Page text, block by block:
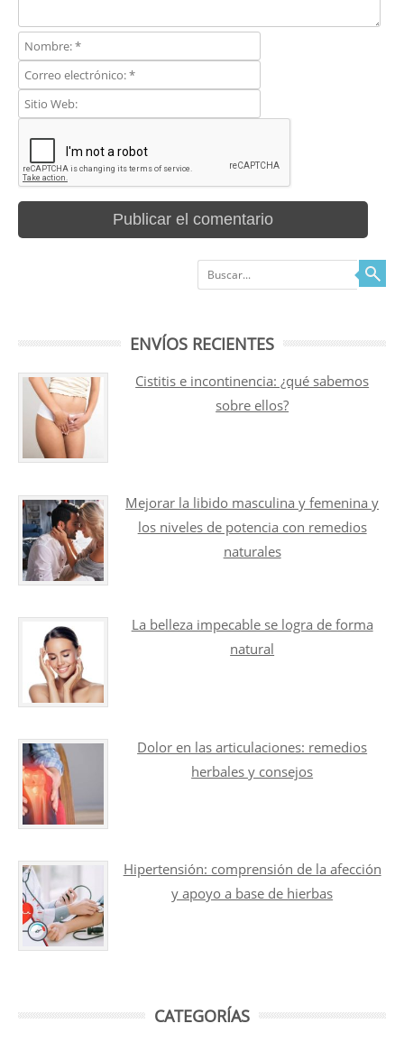
Buscar
ENVÍOS RECIENTES
Cistitis e incontinencia: ¿qué sabemos
sobre ellos?
Mejorar la libido masculina y femenina y
los niveles de potencia con remedios
naturales
La belleza impecable se logra de forma
natural
Dolor en las articulaciones: remedios
herbales y consejos
Hipertensión: comprensión de la afección
y apoyo a base de hierbas
CATEGORÍAS